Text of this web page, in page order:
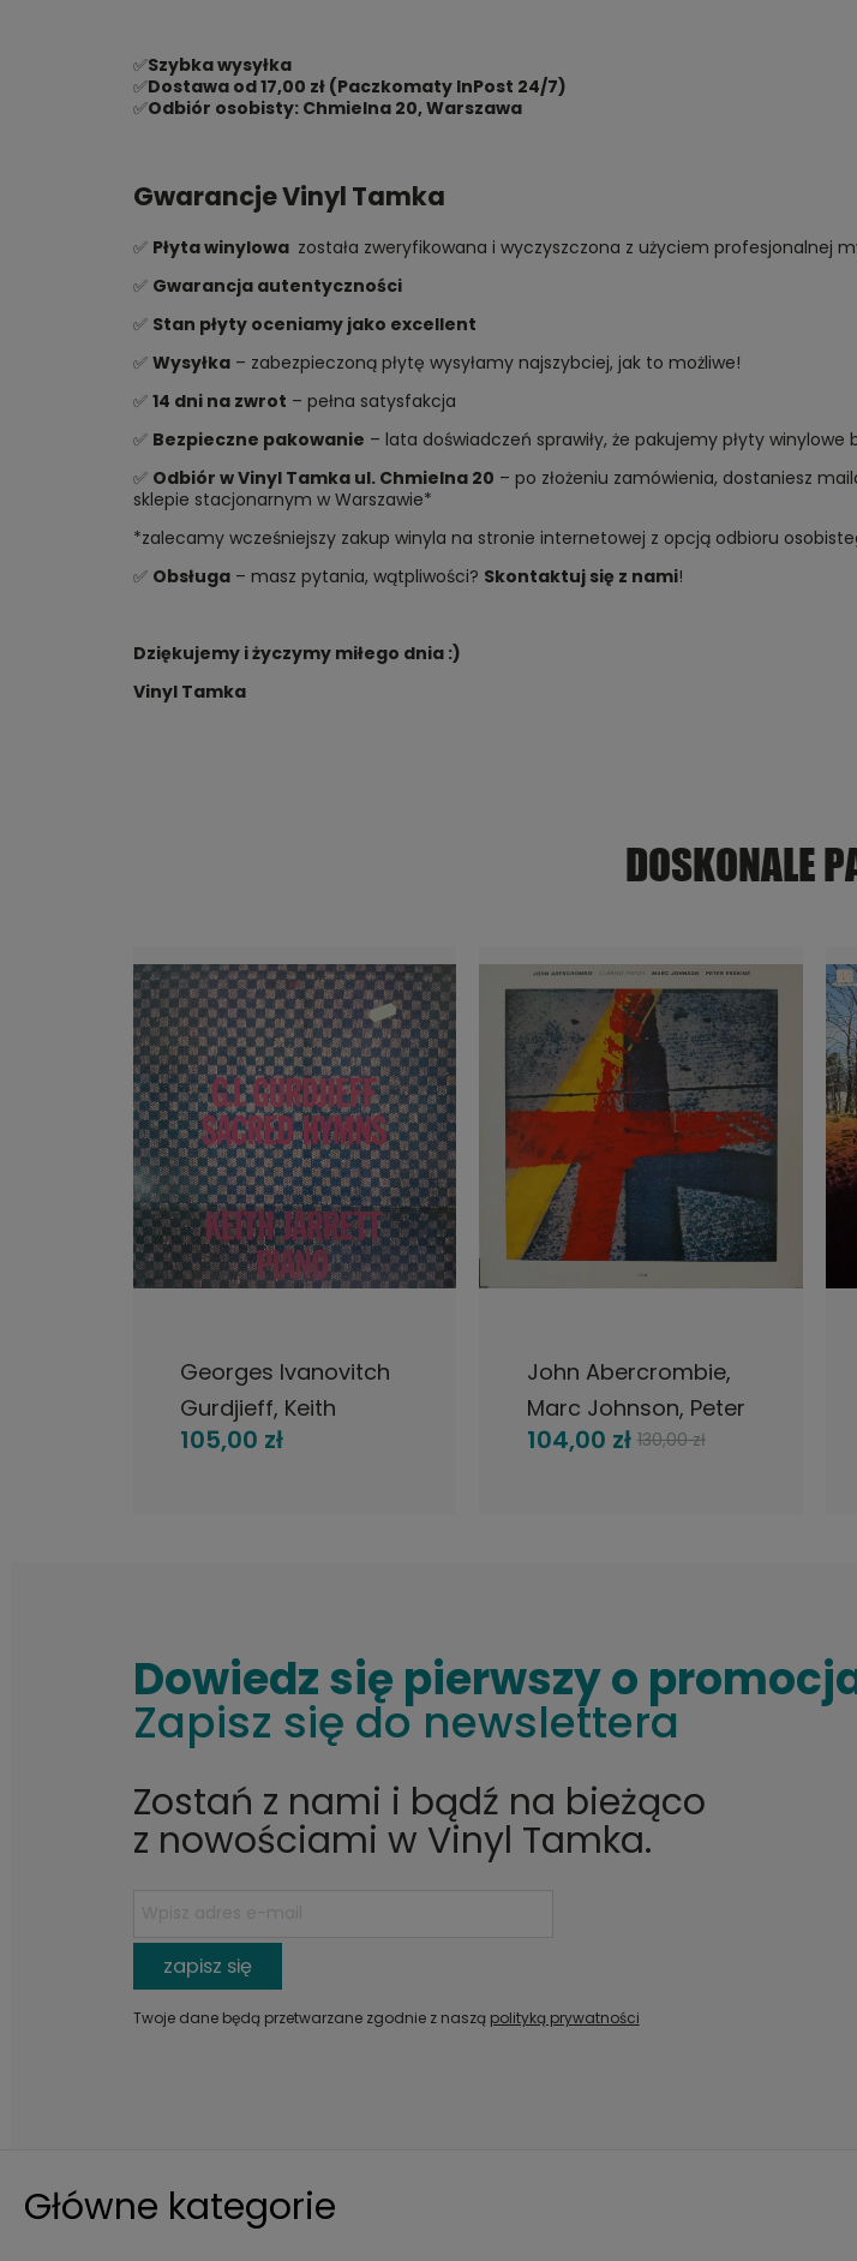
✅Szybka wysyłka
✅Dostawa od 17,00 zł (Paczkomaty InPost 24/7)
✅Odbiór osobisty: Chmielna 20, Warszawa
Gwarancje Vinyl Tamka
✅ Płyta winylowa została zweryfikowana i wyczyszczona z użyciem profesjonalnej
✅ Gwarancja autentyczności
✅ Stan płyty oceniamy jako excellent
✅ Wysyłka– zabezpieczoną płytę wysyłamy najszybciej, jak to możliwe!
✅ 14 dni na zwrot – pełna satysfakcja
✅ Bezpieczne pakowanie – lata doświadczeń sprawiły, że pakujemy płyty winylowe
✅ Odbiór w Vinyl Tamka ul. Chmielna 20 – po złożeniu zamówienia, dostaniesz
sklepie stacjonarnym w Warszawie*
*zalecamy wcześniejszy zakup winyla na stronie internetowej z opcją odbioru
✅ Obsługa– masz pytania, wątpliwości? Skontaktuj się z nami!
Dziękujemy i życzymy miłego dnia :)
Vinyl Tamka
DOSKONALE
Georges Ivanovitch
Gurdjieff, Keith
Jarrett - Sacred
105,00 zł
POWIADOM O DOSTĘPNOŚCI
John Abercrombie,
Marc Johnson, Peter
Erskine, Current
104,00 zł 130,00 zł
DO KOSZYKA
Dowiedz się pierwszy o
Zapisz się do newslettera
Zostań z nami i bądź na bieżąco
z nowościami w Vinyl Tamka.
zapisz się
Twoje dane będą przetwarzane zgodnie z naszą polityką prywatności
Główne kategorie